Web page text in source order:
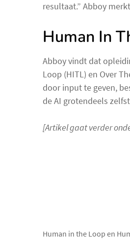
resultaat.” Abboy
Human In
Abboy vindt dat
Loop (HITL) en Over
door input te geven,
de AI grotendeels
[Artikel gaat verder
Human in the Loop en